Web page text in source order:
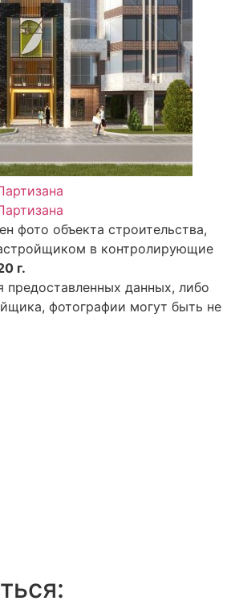
фото объекта строительства,
в контролирующие
г.
предоставленных данных, либо
фотографии могут быть не